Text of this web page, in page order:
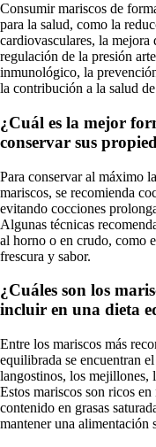
Consumir mariscos de
para la salud, como la
cardiovasculares, la
regulación de la presión
inmunológico, la
la contribución a la salud
¿Cuál es la mejor
conservar sus
Para conservar al máximo
mariscos, se recomienda
evitando cocciones
Algunas técnicas
al horno o en crudo, como
frescura y sabor.
¿Cuáles son los
incluir en una dieta
Entre los mariscos más
equilibrada se encuentran
langostinos, los mejillones,
Estos mariscos son ricos
contenido en grasas
mantener una alimentación